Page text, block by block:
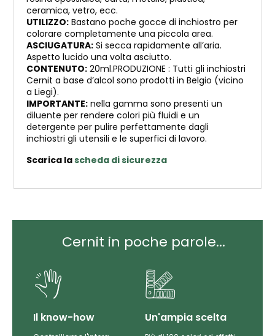
ceramica, vetro, ecc.
UTILIZZO: Bastano poche gocce di inchiostro per
colorare completamente una piccola area.
ASCIUGATURA: Si secca rapidamente all’aria.
Aspetto lucido una volta asciutto.
CONTENUTO: 20ml.PRODUZIONE : Tutti gli inchiostri
Cernit a base d’alcol sono prodotti in Belgio (vicino
a Liegi).
IMPORTANTE: nella gamma sono presenti un
diluente per rendere colori più fluidi e un
detergente per pulire perfettamente dagli
inchiostri gli utensili e le superfici di lavoro.
Scarica lascheda di sicurezza
Cernit in poche parole...
Il know-how Un'ampia scelta